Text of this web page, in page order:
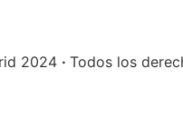
2024 · Todos los